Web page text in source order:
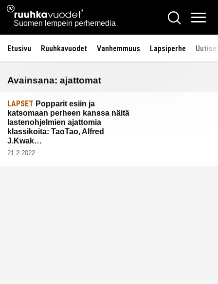
Siirry
sisältöön
Ruuhkavuodet.fi
Suomen lempein perhemedia
Hae
Etusivu Ruuhkavuodet Vanhemmuus Lapsiperhe
Avainsana: ajattomat
LAPSET Popparit esiin ja
katsomaan perheen kanssa näitä
lastenohjelmien ajattomia
klassikoita: TaoTao, Alfred
J.Kwak…
21.2.2022